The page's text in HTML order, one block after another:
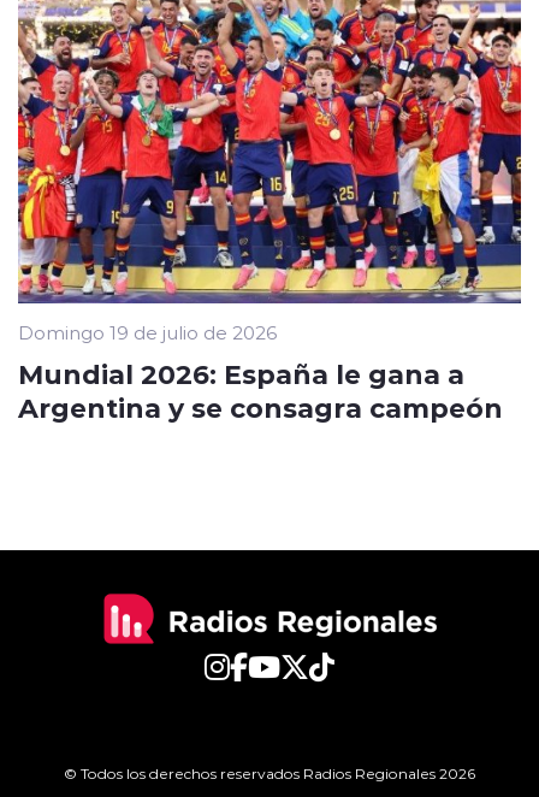
Domingo 19 de julio de 2026
Mundial 2026: España le gana a
Argentina y se consagra campeón
© Todos los derechos reservados Radios Regionales 2026